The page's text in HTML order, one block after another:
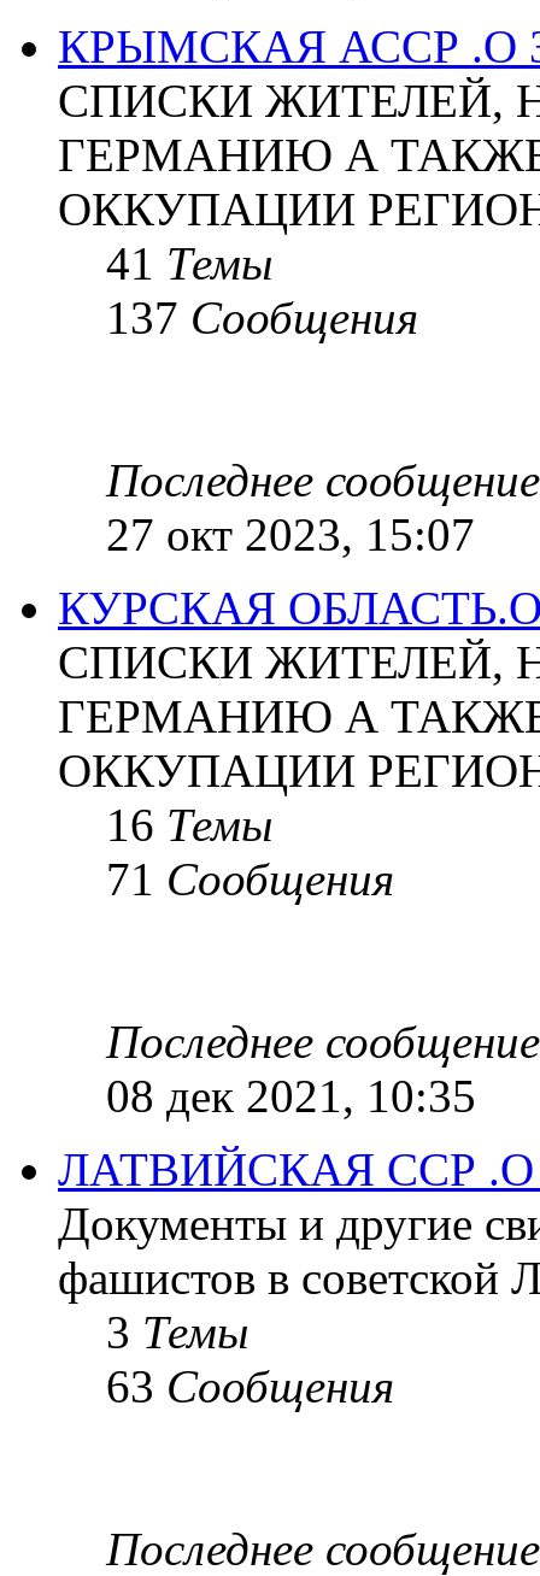
КРЫМСКАЯ АССР .О
СПИСКИ ЖИТЕЛЕЙ,
ГЕРМАНИЮ А
ОККУПАЦИИ
41 Темы
137 Сообщения
Последнее сообщение
27 окт 2023, 15:07
КУРСКАЯ
СПИСКИ ЖИТЕЛЕЙ,
ГЕРМАНИЮ А
ОККУПАЦИИ
16 Темы
71 Сообщения
Последнее сообщение
08 дек 2021, 10:35
ЛАТВИЙСКАЯ ССР
Документы и другие
фашистов в советской
3 Темы
63 Сообщения
Последнее сообщение